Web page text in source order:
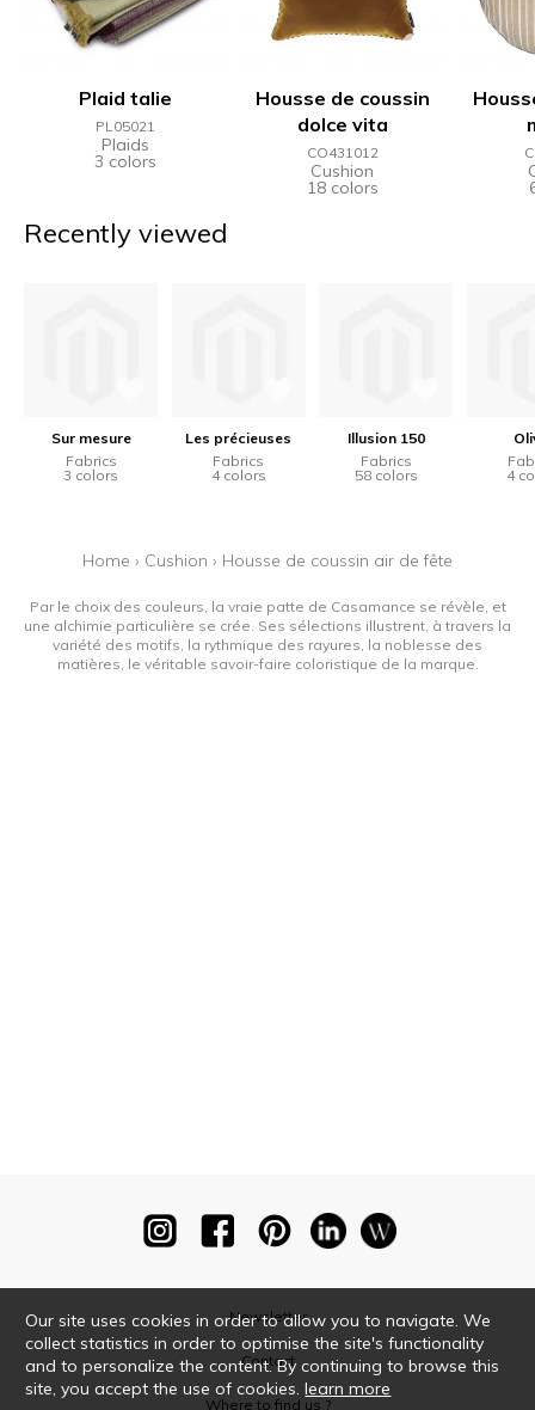
Plaid talie
PL05021
Plaids
3 colors
Housse de coussin
dolce vita
CO431012
Cushion
18 colors
Recently viewed
Sur mesure
Fabrics
3 colors
Les précieuses
Fabrics
4 colors
Illusion 150
Fabrics
58 colors
4
Home › Cushion › Housse de coussin air de fête
Par le choix des couleurs, la vraie patte de Casamance se révèle, et
une alchimie particulière se crée. Ses sélections illustrent, à travers la
variété des motifs, la rythmique des rayures, la noblesse des
matières, le véritable savoir-faire coloristique de la marque.
Newsletter
Contact
Where to find us ?
Our site uses cookies in order to allow you to navigate. We
collect statistics in order to optimise the site's functionality
and to personalize the content. By continuing to browse this
site, you accept the use of cookies.learn more